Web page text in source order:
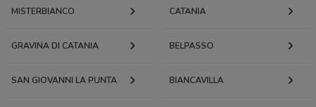
MISTERBIANCO CATANIA
GRAVINA DI CATANIA BELPASSO
SAN GIOVANNI LA PUNTA BIANCAVILLA